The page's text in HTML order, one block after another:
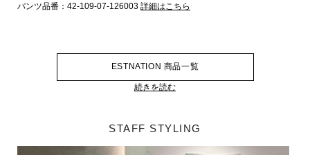
パンツ品番：42-109-07-126003 詳細はこちら
ESTNATION 商品一覧
続きを読む
STAFF STYLING